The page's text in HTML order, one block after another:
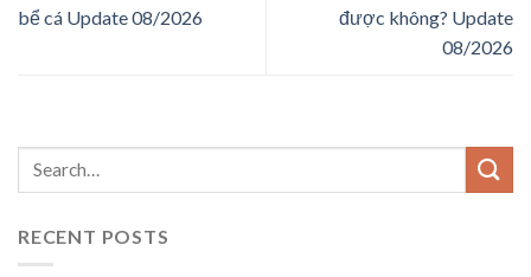
bể cá Update 08/2026
được không? Update
08/2026
RECENT POSTS